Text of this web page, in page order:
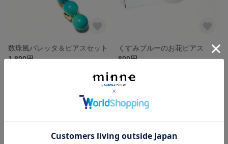
数珠風バレッタ＆ピアスセット
1,800円
くすみブルーのお花ピアス
800円
SOLD OUT